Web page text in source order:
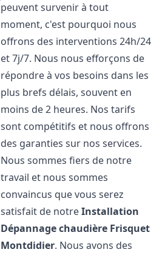
peuvent survenir à tout
moment, c'est pourquoi nous
offrons des interventions 24h/24
et 7j/7. Nous nous efforçons de
répondre à vos besoins dans les
plus brefs délais, souvent en
moins de 2 heures. Nos tarifs
sont compétitifs et nous offrons
des garanties sur nos services.
Nous sommes fiers de notre
travail et nous sommes
convaincus que vous serez
satisfait de notreInstallation
Dépannage chaudière Frisquet
Montdidier. Nous avons des